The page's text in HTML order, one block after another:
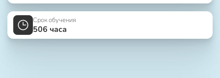
Срок обучения
506 часа